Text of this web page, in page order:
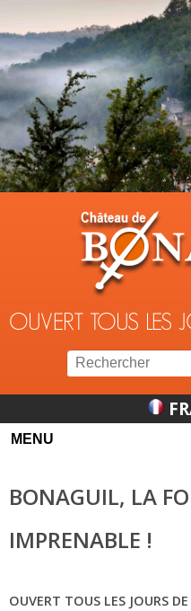
Jump
OUVERT TOUS LES
BONAGUIL, LA
IMPRENABLE !
OUVERT TOUS LES JOURS